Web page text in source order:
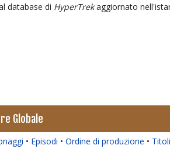
database di HyperTrekaggiornato
Globale
Episodi Ordine di produzione